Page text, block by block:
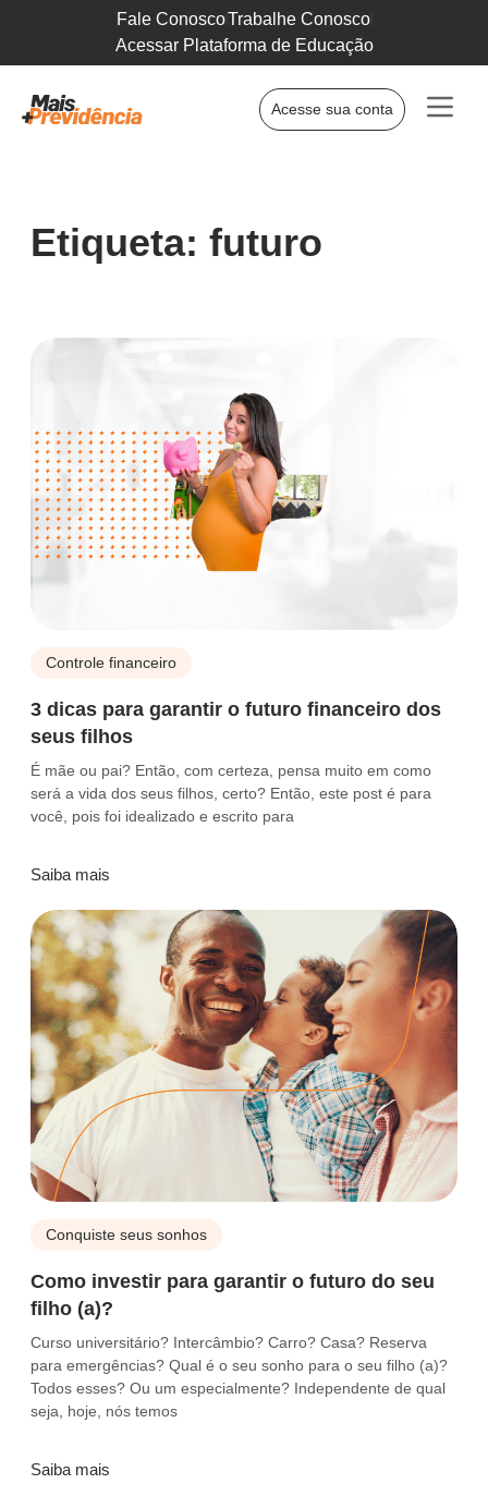
Fale ConoscoTrabalhe Conosco
Acessar Plataforma de Educação
Acesse sua conta
Etiqueta: futuro
Controle financeiro
3 dicas para garantir o futuro financeiro dos
seus filhos
É mãe ou pai? Então, com certeza, pensa muito em como
será a vida dos seus filhos, certo? Então, este post é para
você, pois foi idealizado e escrito para
Saiba mais
Conquiste seus sonhos
Como investir para garantir o futuro do seu
filho (a)?
Curso universitário? Intercâmbio? Carro? Casa? Reserva
para emergências? Qual é o seu sonho para o seu filho (a)?
Todos esses? Ou um especialmente? Independente de qual
seja, hoje, nós temos
Saiba mais